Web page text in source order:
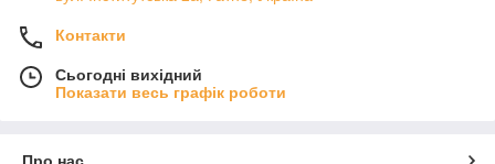
Контакти
Сьогодні вихідний
Показати весь графік роботи